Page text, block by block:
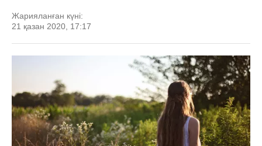
Жарияланған күні:
21 қазан 2020, 17:17